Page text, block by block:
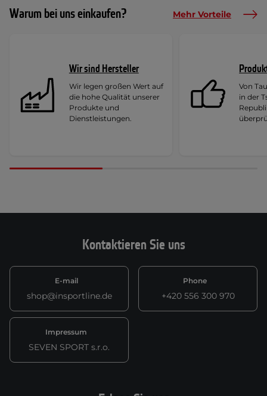
Warum bei uns einkaufen? Mehr Vorteile
Wir sind Hersteller
Wir legen großen Wert auf
die hohe Qualität unserer
Produkte und
Dienstleistungen.
Von
in der
Kontaktieren Sie uns
E-mail
shop@insportline.de
Phone
+420 556 300 970
Impressum
SEVEN SPORT s.r.o.